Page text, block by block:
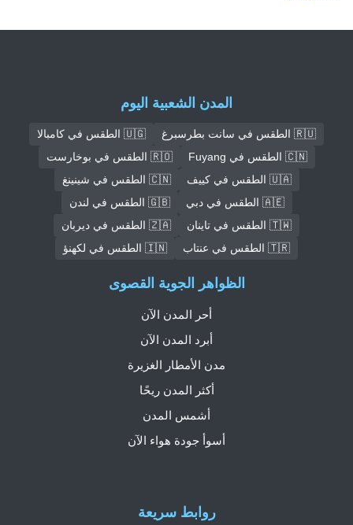
المدن الشعبية اليوم
🇷🇺 الطقس في سانت بطرسبرغ
🇺🇬 الطقس في كامبالا
🇨🇳 الطقس في Fuyang
🇷🇴 الطقس في بوخارست
🇺🇦 الطقس في كييف
🇨🇳 الطقس في شينينغ
🇦🇪 الطقس في دبي
🇬🇧 الطقس في لندن
🇹🇼 الطقس في تاينان
🇿🇦 الطقس في ديربان
🇹🇷 الطقس في عنتاب
🇮🇳 الطقس في لكهنؤ
روابط سريعة
الظواهر الجوية القصوى
أحر المدن الآن
أبرد المدن الآن
مدن الأمطار الغزيرة
أكثر المدن ريحًا
أشمس المدن
أسوأ جودة هواء الآن